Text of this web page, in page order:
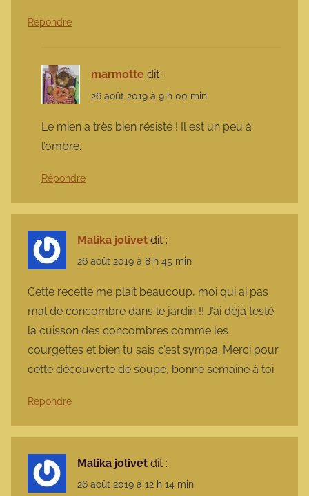
Répondre
marmotte dit :
26 août 2019 à 9 h 00 min
Le mien a très bien résisté ! Il est un peu à
l’ombre.
Répondre
Malika jolivet dit :
26 août 2019 à 8 h 45 min
Cette recette me plait beaucoup, moi qui ai pas
mal de concombre dans le jardin !! J’ai déjà testé
la cuisson des concombres comme les
courgettes et bien tu sais c’est sympa. Merci pour
cette découverte de soupe, bonne semaine à toi
Répondre
Malika jolivet dit :
26 août 2019 à 12 h 14 min